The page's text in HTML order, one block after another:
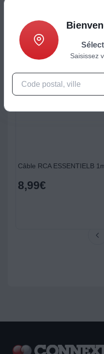
Câble RCA ESSENTIELB
8,99€
Saisissez